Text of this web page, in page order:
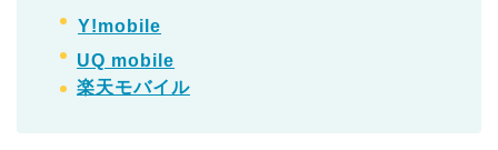
Y!mobile
UQ mobile
楽天モバイル